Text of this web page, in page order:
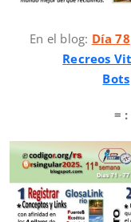
En el blog: Día 78
Recreos
Bots
= :